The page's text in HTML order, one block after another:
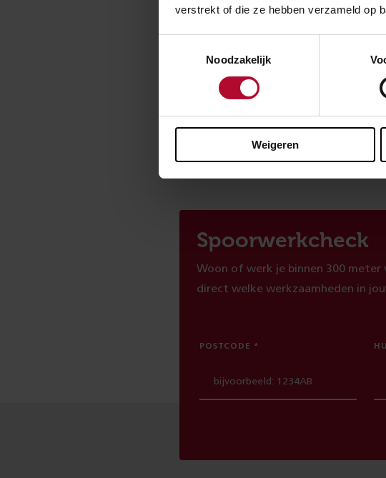
verstrekt of die ze hebben verzameld op
Noodzakelijk
Weigeren
SKAO - ProRail
Spoorwerkcheck
Woon of werk je binnen 300 meter
direct welke werkzaamheden in
POSTCODE